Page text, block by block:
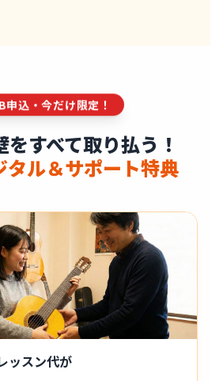
申込・今だけ限定！
すべて取り払う！
タル＆サポート特典
ッスン代が